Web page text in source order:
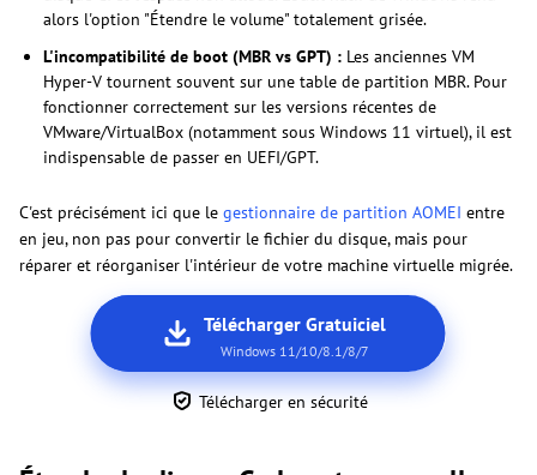
alors l'option "Étendre le volume" totalement grisée.
L'incompatibilité de boot (MBR vs GPT) : Les anciennes VM
Hyper-V tournent souvent sur une table de partition MBR. Pour
fonctionner correctement sur les versions récentes de
VMware/VirtualBox (notamment sous Windows 11 virtuel), il est
indispensable de passer en UEFI/GPT.
C'est précisément ici que le gestionnaire de partition AOMEI entre
en jeu, non pas pour convertir le fichier du disque, mais pour
réparer et réorganiser l'intérieur de votre machine virtuelle migrée.
Télécharger Gratuiciel
Windows 11/10/8.1/8/7
Télécharger en sécurité